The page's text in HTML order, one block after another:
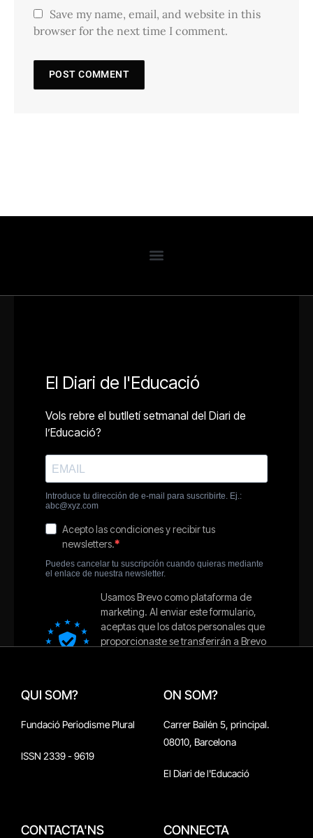
Save my name, email, and website in this
browser for the next time I comment.
QUI SOM?
Fundació Periodisme Plural
ISSN 2339 - 9619
ON SOM?
Carrer Bailén 5, principal.
08010, Barcelona
El Diari de l'Educació
CONTACTA'NS CONNECTA